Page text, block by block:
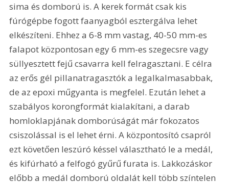
sima és domború is. A kerek formát csak kis
fúrógépbe fogott faanyagból esztergálva lehet
elkészíteni. Ehhez a 6-8 mm vastag, 40-50 mm-es
falapot központosan egy 6 mm-es szegecsre vagy
süllyesztett fejű csavarra kell felragasztani. E célra
az erős gél pillanatragasztók a legalkalmasabbak,
de az epoxi műgyanta is megfelel. Ezután lehet a
szabályos korongformát kialakítani, a darab
homloklapjának domborúságát már fokozatos
csiszolással is el lehet érni. A központosító csapról
ezt követően leszúró késsel választható le a medál,
és kifúrható a felfogó gyűrű furata is. Lakkozáskor
előbb a medál domború oldalát kell több színtelen